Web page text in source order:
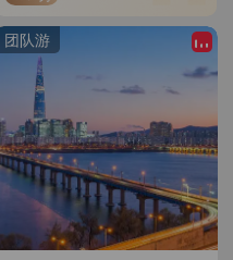
团队游